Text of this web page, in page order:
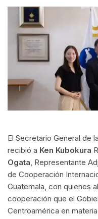
El Secretario General de
recibió a Ken Kubokura
Ogata , Representante
de Cooperación
Guatemala, con quienes
cooperación que el
Centroamérica en